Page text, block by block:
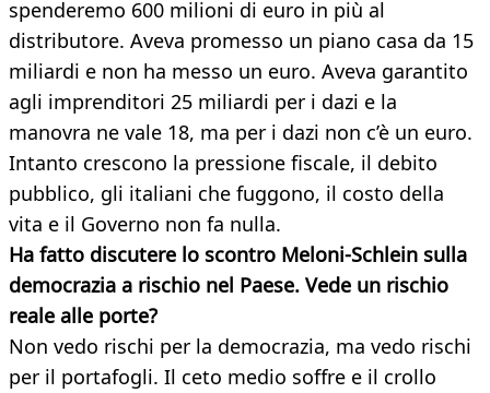
spenderemo 600 milioni di euro in più al
distributore. Aveva promesso un piano casa da 15
miliardi e non ha messo un euro. Aveva garantito
agli imprenditori 25 miliardi per i dazi e la
manovra ne vale 18, ma per i dazi non c’è un euro.
Intanto crescono la pressione fiscale, il debito
pubblico, gli italiani che fuggono, il costo della
vita e il Governo non fa nulla.
Ha fatto discutere lo scontro Meloni-Schlein sulla
democrazia a rischio nel Paese. Vede un rischio
reale alle porte?
Non vedo rischi per la democrazia, ma vedo rischi
per il portafogli. Il ceto medio soffre e il crollo